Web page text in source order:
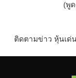
(พู
ติดตามข่าว หุ้นเด่น